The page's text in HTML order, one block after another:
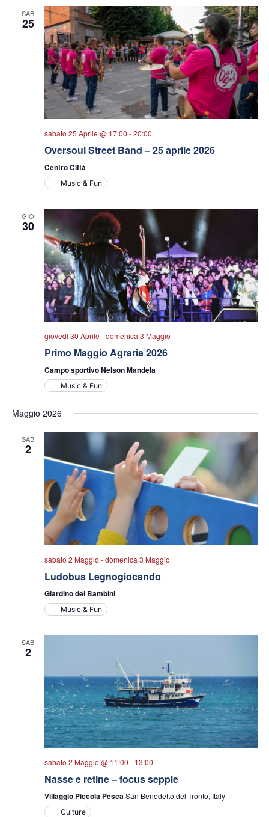
SAB
25
sabato 25 Aprile @ 17:00 -20:00
Oversoul Street Band – 25 aprile 2026
Centro Città
Music & Fun
GIO
30
giovedì 30 Aprile -domenica 3 Maggio
Primo Maggio Agraria 2026
Campo sportivo Nelson Mandela
Music & Fun
Maggio 2026
SAB
2
sabato 2 Maggio -domenica 3 Maggio
Ludobus Legnogiocando
Giardino dei Bambini
Music & Fun
SAB
2
sabato 2 Maggio @ 11:00 - 13:00
Nasse e retine – focus seppie
Villaggio Piccola Pesca San Benedetto del Tronto, Italy
Culture